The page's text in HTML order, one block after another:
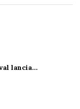
lancia…